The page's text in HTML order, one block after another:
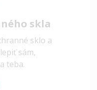
skla
sklo a
sám,
teba.